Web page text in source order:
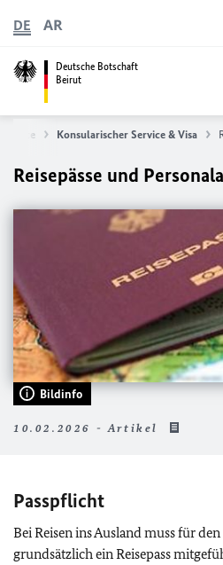
Deutsche Botschaft
Beirut
DE AR
Konsularischer Service & Visa
Reisepässe und
Bildinfo
10.02.2026 - Artikel
Passpflicht
Bei Reisen ins Ausland muss für
grundsätzlich ein Reisepass